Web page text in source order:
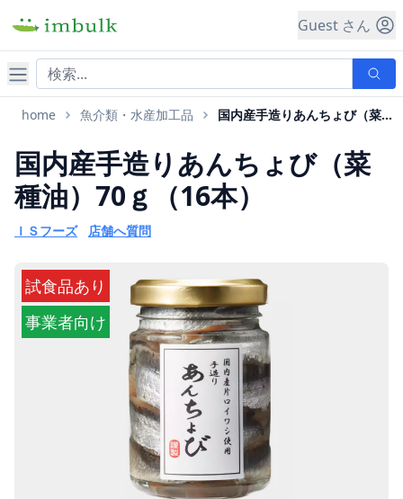
Guest さん
ナビゲーション
home 魚介類・水産加工品 国内産手造りあんちょび（菜種油）70ｇ
国内産手造りあんちょび（菜
種油）70ｇ（16本）
ＩＳフーズ 店舗へ質問
試食品あり
事業者向け